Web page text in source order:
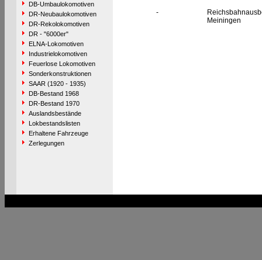
DB-Umbaulokomotiven
DR-Neubaulokomotiven
DR-Rekolokomotiven
DR - "6000er"
ELNA-Lokomotiven
Industrielokomotiven
Feuerlose Lokomotiven
Sonderkonstruktionen
SAAR (1920 - 1935)
DB-Bestand 1968
DR-Bestand 1970
Auslandsbestände
Lokbestandslisten
Erhaltene Fahrzeuge
Zerlegungen
-
Meiningen